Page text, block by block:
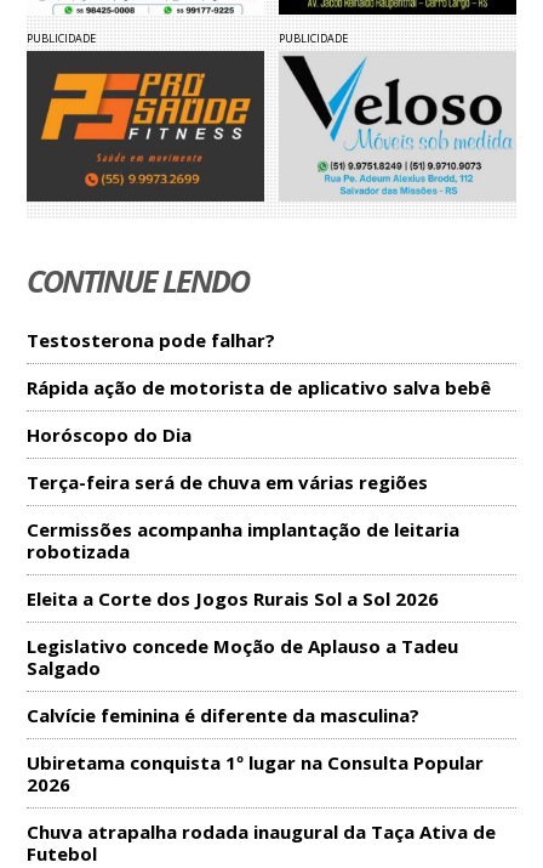
PUBLICIDADE PUBLICIDADE
CONTINUE LENDO
Testosterona pode falhar?
Rápida ação de motorista de aplicativo salva bebê
Horóscopo do Dia
Terça-feira será de chuva em várias regiões
Cermissões acompanha implantação de leitaria
robotizada
Eleita a Corte dos Jogos Rurais Sol a Sol 2026
Legislativo concede Moção de Aplauso a Tadeu
Salgado
Calvície feminina é diferente da masculina?
Ubiretama conquista 1º lugar na Consulta Popular
2026
Chuva atrapalha rodada inaugural da Taça Ativa de
Futebol